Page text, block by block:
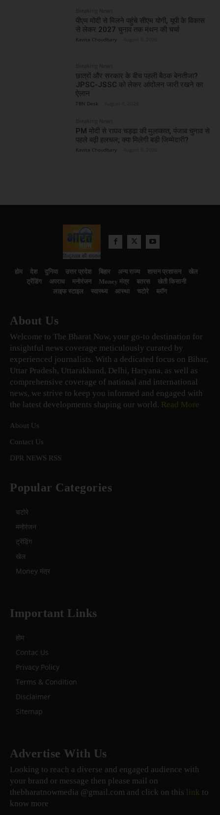
Breaking News
पीएम मोदी से मिलने पहुंचे सीएम योगी, यूपी के विकास
से लेकर 2027 चुनाव तक मंथन की चर्चा
Kavita Choudhary
Breaking News
छात्रों और सरकार के बीच पहली बैठक बेनतीजा?
JPSC-JSSC को लेकर आंदोलन जारी रखने का
ऐलान
TBN Desk
Breaking News
PM मोदी से राघव चड्ढा की मुलाकात, पंजाब चुनाव से
पहले बढ़ी हलचल; क्या मिलेगी बड़ी जिम्मेदारी?
Kavita Choudhary
होम देश दुनिया उत्तर प्रदेश बिहार अन्य राज्य शासन प्रशासन
खेल
ट्रेंडिंग
अपराध मनोरंजन Money मंत्र बतरस
खेती किसानी
लाइफ स्टाइल
स्वास्थ्य आस्था चटोरे ब्लॉग
About Us
Welcome to The Bharat Now, your go-to destination for
insightful news coverage meticulously curated by
experienced journalists. With a dedicated focus on Bihar,
Uttar Pradesh, Uttarakhand, Delhi, Haryana, as well as
comprehensive coverage of national and international
news, we strive to keep you informed and engaged with
the latest developments shaping our world. Read More
About Us
Contact Us
DPR NEWS RSS
Popular Categories
चटोरे
मनोरंजन
ट्रेंडिंग
खेल
Money मंत्र
Important Links
होम
Contac Us
Privacy Policy
Terms & Condition
Disclaimer
Sitemap
Advertise With Us
Looking to reach a diverse and engaged audience with
your brand or message then please mail on
thebharatnowmedia @gmail.com and click on this link to
know more